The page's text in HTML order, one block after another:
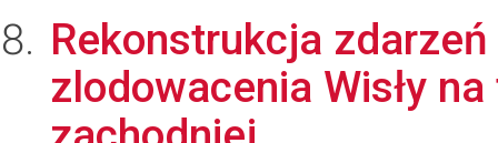
Rekonstrukcja
zlodowacenia Wisły